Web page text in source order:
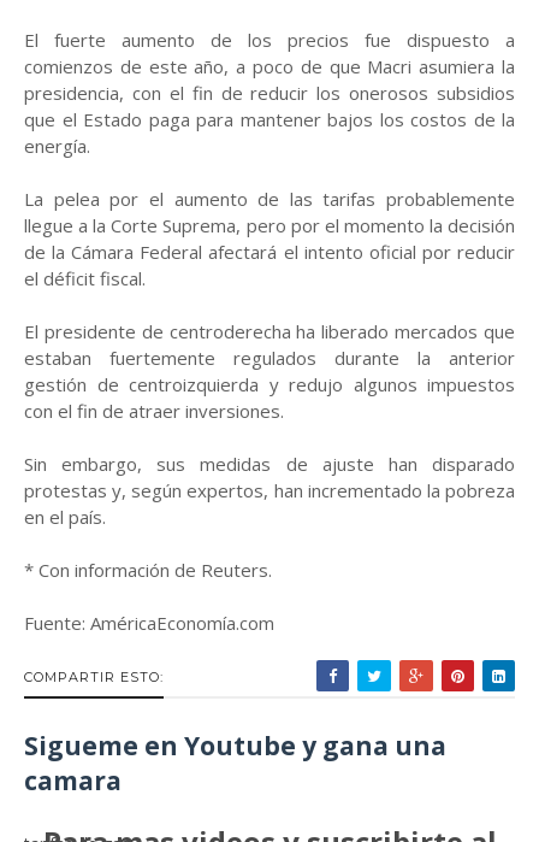
El fuerte aumento de los precios fue dispuesto a
comienzos de este año, a poco de que Macri asumiera la
presidencia, con el fin de reducir los onerosos subsidios
que el Estado paga para mantener bajos los costos de la
energía.
La pelea por el aumento de las tarifas probablemente
llegue a la Corte Suprema, pero por el momento la decisión
de la Cámara Federal afectará el intento oficial por reducir
el déficit fiscal.
El presidente de centroderecha ha liberado mercados que
estaban fuertemente regulados durante la anterior
gestión de centroizquierda y redujo algunos impuestos
con el fin de atraer inversiones.
Sin embargo, sus medidas de ajuste han disparado
protestas y, según expertos, han incrementado la pobreza
en el país.
* Con información de Reuters.
Fuente: AméricaEconomía.com
COMPARTIR ESTO:
Sigueme en Youtube y gana una
camara